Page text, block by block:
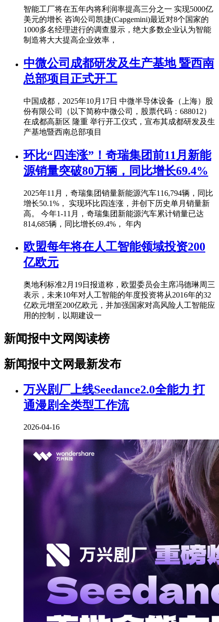
智能工厂将在五年内将利润率提高三分之一 实现5000亿
美元的增长 咨询公司凯捷(Capgemini)最近对8个国家的
1000多名经理进行的调查显示，绝大多数企业认为智能
制造将大大提高企业效率，
中微公司成都研发及生产基地 暨西南
总部项目正式开工
中国成都，2025年10月17日 中微半导体设备（上海）股
份有限公司（以下简称中微公司，股票代码：688012）
在成都高新区 隆重 举行开工仪式，宣布其成都研发及生
产基地暨西南总部项目
环比“四连涨”！奇瑞集团前11月新能
源销量突破80万辆，同比增长69.4%
2025年11月，奇瑞集团销量新能源汽车116,794辆，同比
增长50.1%， 实现环比四连涨，并创下历史单月销量新
高。 今年1-11月，奇瑞集团新能源汽车累计销量已达
814,685辆，同比增长69.4%， 年内
欧盟每年将在人工智能领域投资200
亿欧元
奥地利标准2月19日报道称，欧盟委员会主席冯德琳周三
表示，未来10年对人工智能的年度投资将从2016年的32
亿欧元增至200亿欧元，并加强国家对高风险人工智能应
用的控制，以期建设一
新闻报中文网阅读榜
新闻报中文网最新发布
万兴剧厂上线Seedance2.0全能力 打
通漫剧全类型工作流
2026-04-16